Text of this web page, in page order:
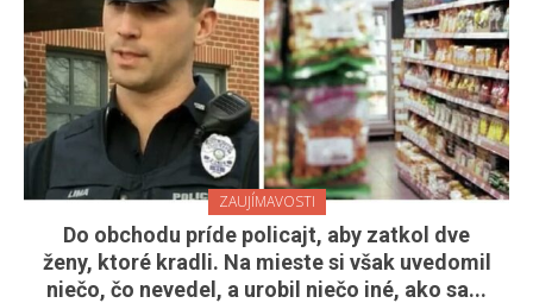
ZAUJÍMAVOSTI
Do obchodu príde policajt, aby zatkol dve
ženy, ktoré kradli. Na mieste si však uvedomil
niečo, čo nevedel, a urobil niečo iné, ako sa...